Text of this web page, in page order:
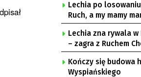
Lechia po
Ruch, a my mamy
Lechia zna rywala
– zagra z Ruchem
Kończy się budowa
Wyspiańskiego